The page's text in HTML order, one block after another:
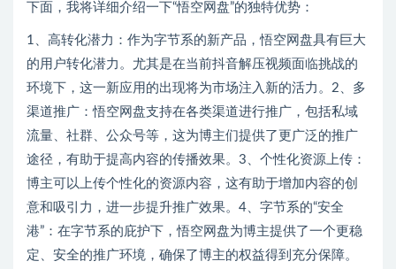
下面，我将详细介绍一下“悟空网盘”的独特优势：
1、高转化潜力：作为字节系的新产品，悟空网盘具有巨大
的用户转化潜力。尤其是在当前抖音解压视频面临挑战的
环境下，这一新应用的出现将为市场注入新的活力。2、多
渠道推广：悟空网盘支持在各类渠道进行推广，包括私域
流量、社群、公众号等，这为博主们提供了更广泛的推广
途径，有助于提高内容的传播效果。3、个性化资源上传：
博主可以上传个性化的资源内容，这有助于增加内容的创
意和吸引力，进一步提升推广效果。4、字节系的“安全
港”：在字节系的庇护下，悟空网盘为博主提供了一个更稳
定、安全的推广环境，确保了博主的权益得到充分保障。